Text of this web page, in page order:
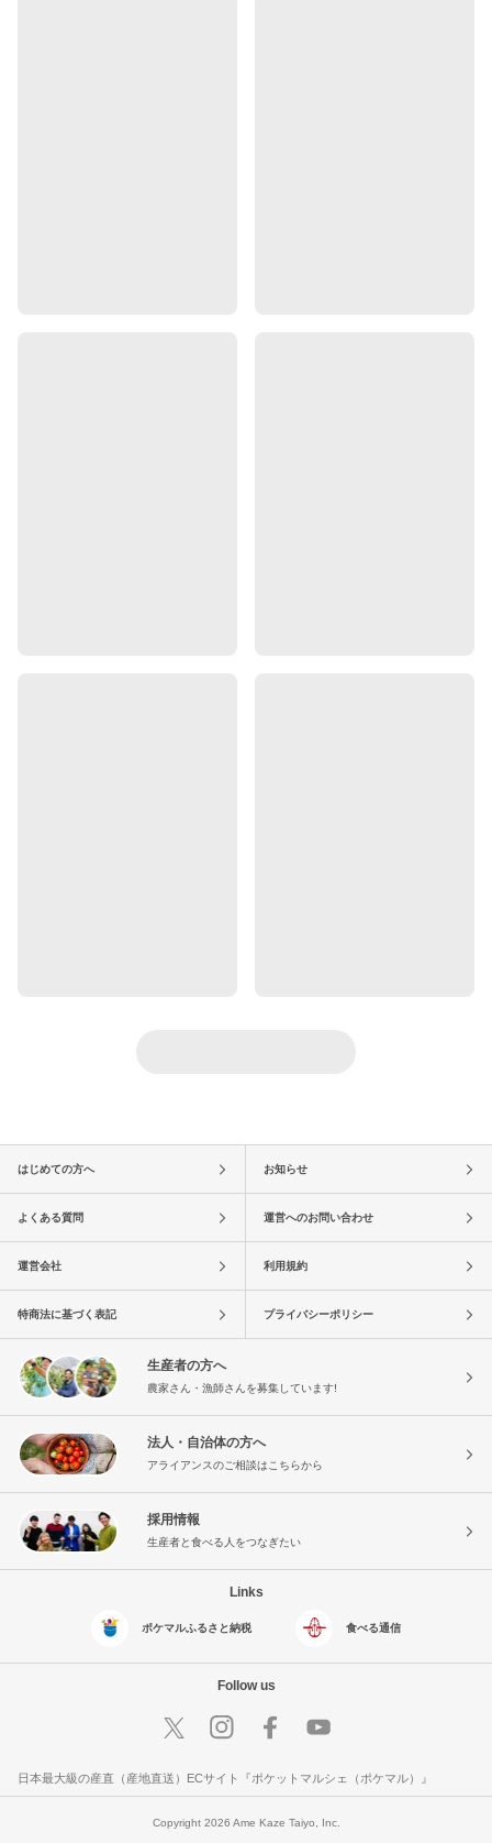
はじめての方へ お知らせ
よくある質問 運営へのお問い合わせ
運営会社 利用規約
特商法に基づく表記 プライバシーポリシー
生産者の方へ
農家さん・漁師さんを募集しています!
法人・自治体の方へ
アライアンスのご相談はこちらから
採用情報
生産者と食べる人をつなぎたい
Links
ポケマルふるさと納税 食べる通信
Follow us
日本最大級の産直（産地直送）ECサイト『ポケットマルシェ（ポケマル）』
Copyright 2026 Ame Kaze Taiyo, Inc.